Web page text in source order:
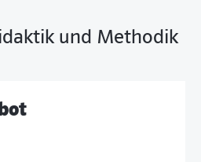
und Methodik